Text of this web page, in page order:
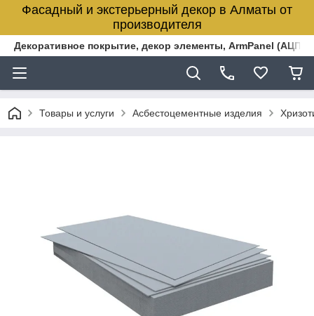
Фасадный и экстерьерный декор в Алматы от
производителя
Декоративное покрытие, декор элементы, ArmPanel
Товары и услуги Асбестоцементные изделия